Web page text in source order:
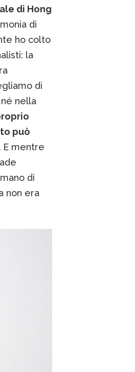
di Hong
di
ho colto
la
di
nella
può
E mentre
di
non era